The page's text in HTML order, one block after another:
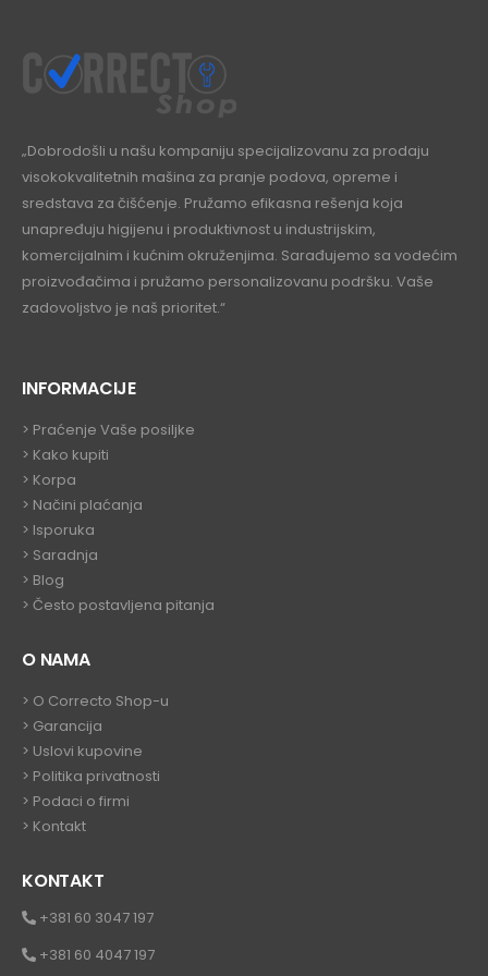
„Dobrodošli u našu kompaniju specijalizovanu za prodaju
visokokvalitetnih mašina za pranje podova, opreme i
sredstava za čišćenje. Pružamo efikasna rešenja koja
unapređuju higijenu i produktivnost u industrijskim,
komercijalnim i kućnim okruženjima. Sarađujemo sa vodećim
proizvođačima i pružamo personalizovanu podršku. Vaše
zadovoljstvo je naš prioritet.“
INFORMACIJE
> Praćenje Vaše posiljke
> Kako kupiti
> Korpa
> Načini plaćanja
> Isporuka
> Saradnja
> Blog
> Često postavljena pitanja
O NAMA
> O Correcto Shop-u
> Garancija
> Uslovi kupovine
> Politika privatnosti
> Podaci o firmi
> Kontakt
KONTAKT
+381 60 3047 197
+381 60 4047 197